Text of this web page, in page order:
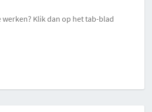
werken? Klik dan op het tab-blad